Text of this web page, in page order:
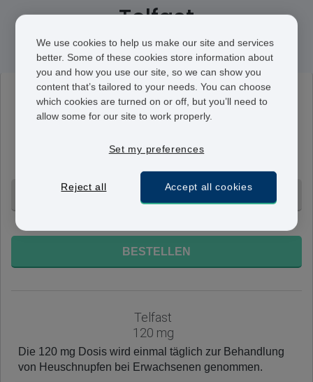
Telfast
Fexofenadine Hydrochloride
Telfast
180 mg
eingenommen, um chronische idiopathische Urtikaria
30 Tabletten - CHF 102.95
BESTELLEN
Telfast
120 mg
Die 120 mg Dosis wird einmal täglich zur Behandlung
von Heuschnupfen bei Erwachsenen genommen.
We use cookies to help us make our site and services
better. Some of these cookies store information about
you and how you use our site, so we can show you
content that’s tailored to your needs. You can choose
which cookies are turned on or off, but you’ll need to
allow some for our site to work properly.
Set my preferences
Reject all Accept all cookies